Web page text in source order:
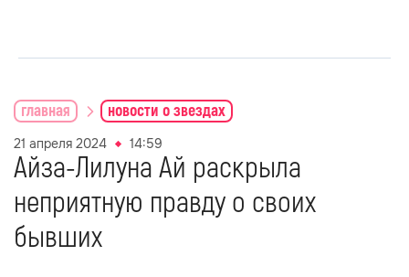
главная новости о звездах
21 апреля 2024 14:59
Айза-Лилуна Ай раскрыла
неприятную правду о своих
бывших